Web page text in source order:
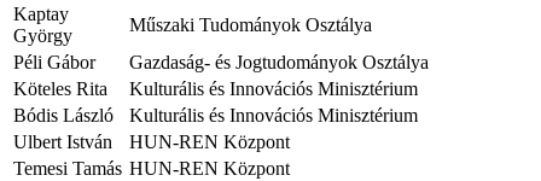
Kaptay
György
Műszaki Tudományok Osztálya
Péli Gábor
Gazdaság- és Jogtudományok Osztálya
Köteles Rita
Kulturális és Innovációs Minisztérium
Bódis László
Kulturális és Innovációs Minisztérium
Ulbert István
HUN-REN Központ
Temesi Tamás HUN-REN Központ